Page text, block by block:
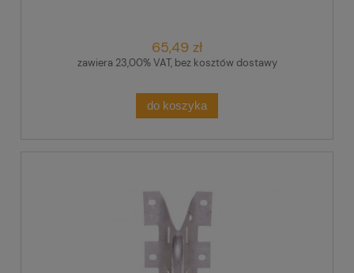
65,49 zł
zawiera 23,00% VAT, bez kosztów dostawy
do koszyka